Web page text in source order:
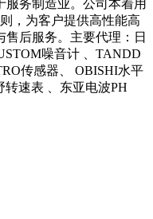
务制造业。公司本着用
，为客户提供高性能高
后服务。主要代理：日
噪音计 、TANDD
传感器、 OBISHI水平
速表 、东亚电波PH